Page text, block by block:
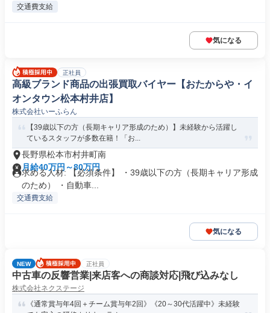
交通費支給
気になる
正社員
高級ブランド商品の出張買取バイヤー【おたからや・イ
オンタウン松本村井店】
株式会社いーふらん
【39歳以下の方（長期キャリア形成のため）】未経験から活躍し
ているスタッフが多数在籍！「お...
長野県松本市村井町南
月給40万円～80万円
求める人材: 【必須条件】 ・39歳以下の方（長期キャリア形成
のため） ・自動車...
交通費支給
気になる
NEW 正社員
中古車の反響営業|来店客への商談対応|飛び込みなし
株式会社ネクステージ
《通常賞与年4回＋チーム賞与年2回》《20～30代活躍中》未経験